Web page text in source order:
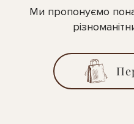
Ми пропонуємо